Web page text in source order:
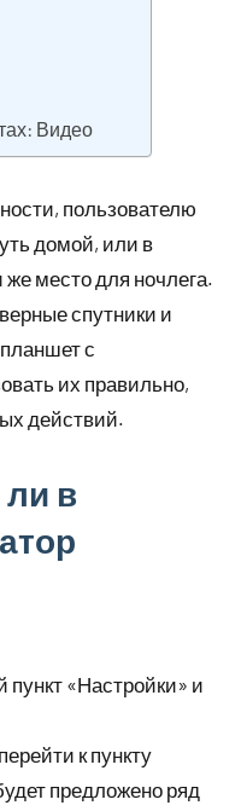
Видео
пользователю
домой, или в
место для ночлега.
спутники и
с
их правильно,
действий.
ли в
«Настройки» и
к пункту
предложено ряд